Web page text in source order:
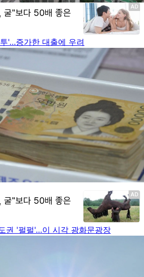
'…증가한 대출에 우려
권 '펄펄'…이 시각 광화문광장